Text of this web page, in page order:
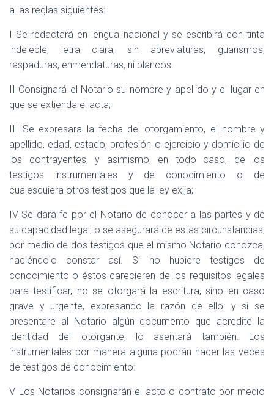
a las reglas siguientes:
I Se redactará en lengua nacional y se escribirá con tinta
indeleble, letra clara, sin abreviaturas, guarismos,
raspaduras, enmendaturas, ni blancos.
II Consignará el Notario su nombre y apellido y el lugar en
que se extienda el acta;
III Se expresara la fecha del otorgamiento, el nombre y
apellido, edad, estado, profesión o ejercicio y domicilio de
los contrayentes, y asimismo, en todo caso, de los
testigos instrumentales y de conocimiento o de
cualesquiera otros testigos que la ley exija;
IV Se dará fe por el Notario de conocer a las partes y de
su capacidad legal; o se asegurará de estas circunstancias,
por medio de dos testigos que el mismo Notario conozca,
haciéndolo constar así. Si no hubiere testigos de
conocimiento o éstos carecieren de los requisitos legales
para testificar, no se otorgará la escritura, sino en caso
grave y urgente, expresando la razón de ello: y si se
presentare al Notario algún documento que acredite la
identidad del otorgante, lo asentará también. Los
instrumentales por manera alguna podrán hacer las veces
de testigos de conocimiento:
V Los Notarios consignarán el acto o contrato por medio